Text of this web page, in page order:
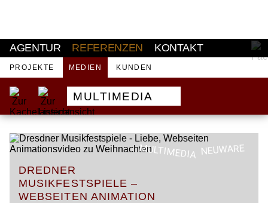
AGENTUR REFERENZEN KONTAKT
PROJEKTE MEDIEN KUNDEN
MULTIMEDIA
MULTIMEDIA NEUWARE
DREDNER
MUSIKFESTSPIELE –
WEBSEITEN ANIMATION